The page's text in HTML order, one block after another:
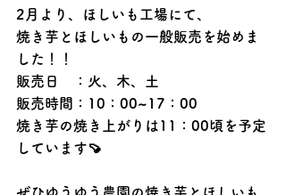
2月より、ほしいも工場にて、
焼き芋とほしいもの一般販売を始めま
した！！
販売日　：火、木、土
販売時間：10：00~17：00
焼き芋の焼き上がりは11：00頃を予定
しています🍠